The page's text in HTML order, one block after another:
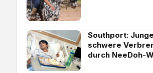
Southport:
schwere
durch NeeDoh-